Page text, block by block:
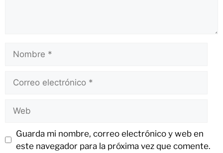
Guarda mi nombre, correo electrónico y web en
este navegador para la próxima vez que comente.